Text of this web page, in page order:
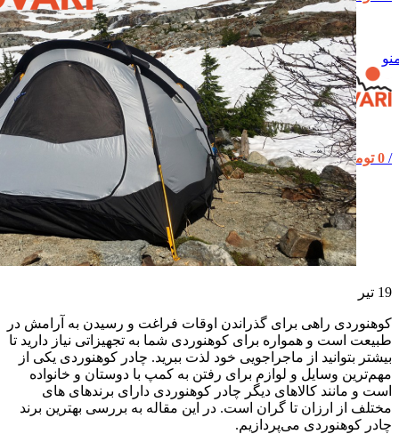
/
0 تومان
19 تیر
کوهنوردی راهی برای گذراندن اوقات فراغت و رسیدن به آرامش در
طبیعت است و همواره برای کوهنوردی شما به تجهیزاتی نیاز دارید تا
بیشتر بتوانید از ماجراجویی خود لذت ببرید. چادر کوهنوردی یکی از
مهم‌ترین وسایل و لوازم برای رفتن به کمپ با دوستان و خانواده
است و مانند کالاهای دیگر چادر کوهنوردی دارای برندهای های
مختلف از ارزان تا گران است. در این مقاله به بررسی بهترین برند
چادر کوهنوردی می‌پردازیم.